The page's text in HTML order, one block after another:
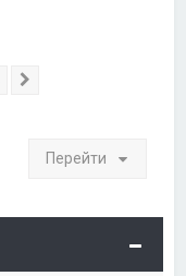
Перейти